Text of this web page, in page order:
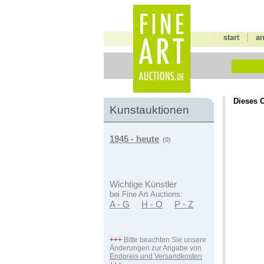
start
Kunstauktionen
1945 - heute (0)
Wichtige Künstler
bei Fine Art Auctions:
A - G H - O P - Z
+++ Bitte beachten Sie unsere
Änderungen zur Angabe von
Endpreis und Versandkosten
Dieses